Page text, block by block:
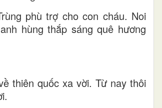
phù trợ cho con cháu. Noi
hùng thắp sáng quê hương
thiên quốc xa vời. Từ nay thôi